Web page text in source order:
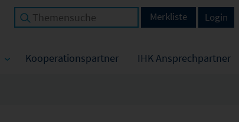
Kooperationspartner IHK Ansprechpartner
Login
Merkliste